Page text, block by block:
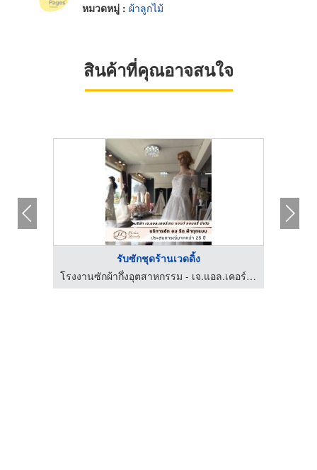
หมวดหมู่ : ผ้าลูกไม้
สินค้าที่คุณอาจสนใจ
รับซักชุดร้านเวดดิ้ง
โรงงานซักผ้ากึ่งอุตสาหกรรม - เจ.แอล.เคอร์เทน แอนด์ ลอนดรี้